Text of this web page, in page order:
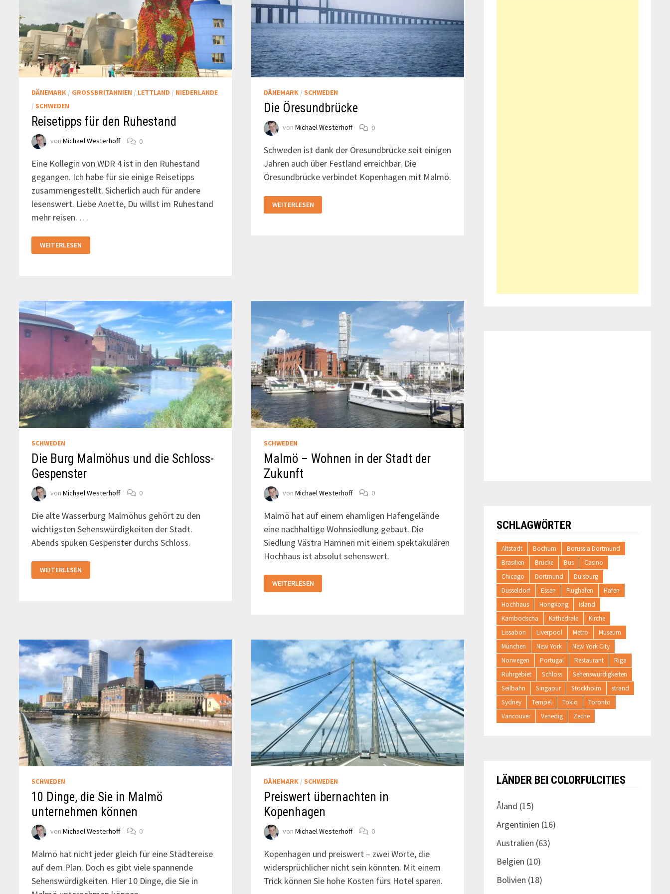
DÄNEMARK / GROSSBRITANNIEN / LETTLAND / NIEDERLANDE
/SCHWEDEN
Reisetipps für den Ruhestand
vonMichael Westerhoff 0
Eine Kollegin von WDR 4 ist in den Ruhestand
gegangen. Ich habe für sie einige Reisetipps
zusammengestellt. Sicherlich auch für andere
lesenswert. Liebe Anette, Du willst im Ruhestand
mehr reisen. …
FÜR
DEN
WEITERLESEN
DÄNEMARK/ SCHWEDEN
Die Öresundbrücke
von Michael Westerhoff 0
Schweden ist dank der Öresundbrücke seit einigen
Jahren auch über Festland erreichbar. Die
Öresundbrücke verbindet Kopenhagen mit Malmö.
ÖRESUNDBRÜCKE
WEITERLESEN
SCHWEDEN
Die Burg Malmöhus und die Schloss-
Gespenster
vonMichael Westerhoff 0
Die alte Wasserburg Malmöhus gehört zu den
wichtigsten Sehenswürdigkeiten der Stadt.
Abends spuken Gespenster durchs Schloss.
BURG
MALMÖHUS
WEITERLESEN
SCHWEDEN
Malmö – Wohnen in der Stadt der
Zukunft
von Michael Westerhoff 0
Malmö hat auf einem ehamligen Hafengelände
eine nachhaltige Wohnsiedlung gebaut. Die
Siedlung Västra Hamnen mit einem spektakulären
Hochhaus ist absolut sehenswert.
–
WOHNEN
WEITERLESEN
SCHWEDEN
10 Dinge, die Sie in Malmö
unternehmen können
vonMichael Westerhoff 0
Malmö hat nicht jeder gleich für eine Städtereise
auf dem Plan. Doch es gibt viele spannende
Sehenswürdigkeiten. Hier 10 Dinge, die Sie in
DÄNEMARK/ SCHWEDEN
Preiswert übernachten in
Kopenhagen
von Michael Westerhoff 0
Kopenhagen und preiswert – zwei Worte, die
widersprüchlicher nicht sein könnten. Mit einem
Trick können Sie hohe Kosten fürs Hotel sparen.
SCHLAGWÖRTER
Altstadt Bochum
Borussia Dortmund
Brasilien
Brücke Bus
Casino
Chicago
Dortmund
Duisburg
Düsseldorf
Essen Flughafen
Hafen
Hochhaus
Hongkong
Island
Kambodscha
Kathedrale
Kirche
Lissabon
Liverpool Metro
Museum
München
New York
New York City
Norwegen
Portugal Restaurant
Riga
Ruhrgebiet
Schloss
Sehenswürdigkeiten
Seilbahn
Singapur Stockholm
strand
Sydney
Tempel Tokio
Toronto
Vancouver
Venedig Zeche
LÄNDER BEI COLORFULCITIES
Åland (15)
Argentinien (16)
Australien (63)
Belgien (10)
Bolivien (18)